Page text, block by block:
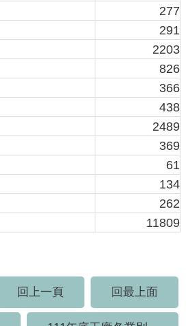
277
291
2203
826
366
438
2489
369
61
134
262
11809
回上一頁 回最上面